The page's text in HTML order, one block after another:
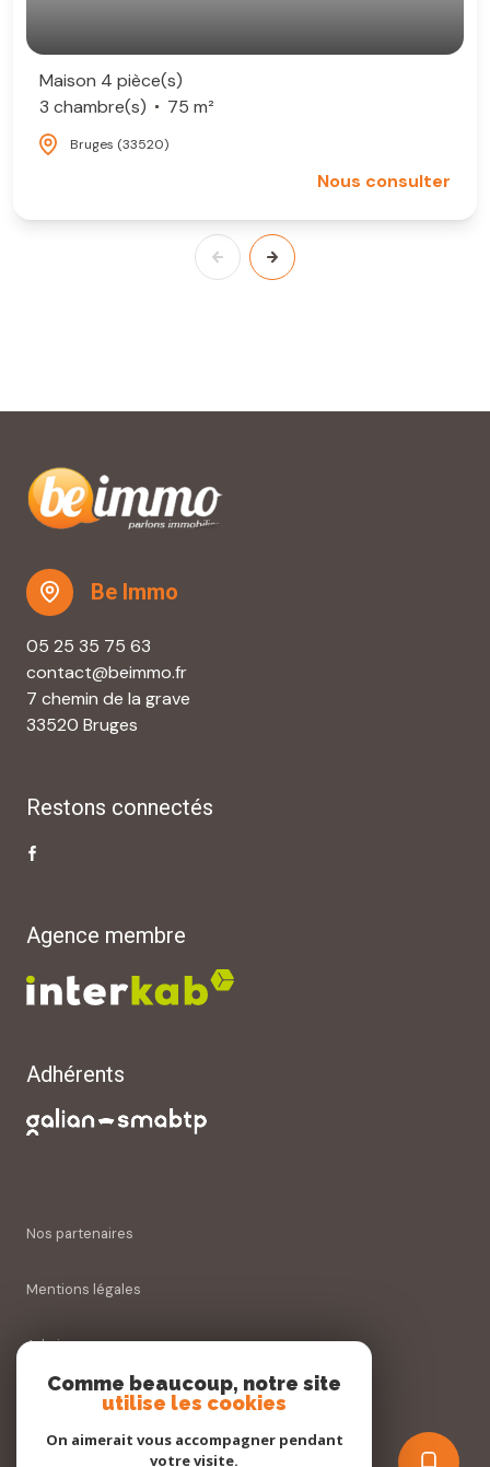
Maison 4 pièce(s)
3 chambre(s)
75 m²
Bruges (33520)
Nous consulter
Be Immo
05 25 35 75 63
contact@beimmo.fr
7 chemin de la grave
33520 Bruges
Restons connectés
Agence membre
Adhérents
Nos partenaires
Mentions légales
Admin
Nos honoraires
Comme beaucoup, notre site
utilise les cookies
On aimerait vous accompagner pendant
votre visite.